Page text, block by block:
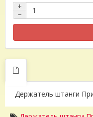
+
−
Держатель штанги